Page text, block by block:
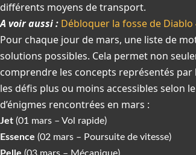
différents moyens de transport.
A voir aussi : Débloquer la fosse de
Pour chaque jour de mars, une liste de
solutions possibles. Cela permet non
comprendre les concepts représentés
les défis plus ou moins accessibles selon
d’énigmes rencontrées en mars :
Jet (01 mars – Vol rapide)
Essence (02 mars – Poursuite de vitesse)